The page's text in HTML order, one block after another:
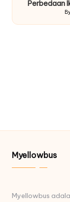
Perbedaan
Myellowbus
Myellowbus